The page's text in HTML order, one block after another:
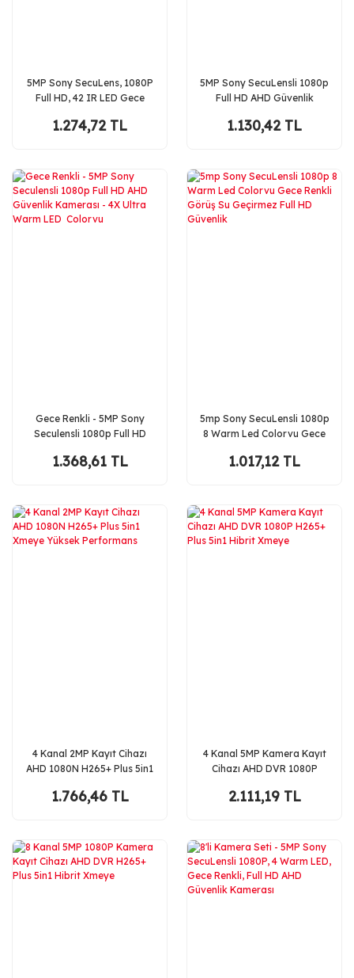
5MP Sony SecuLens, 1080P
Full HD, 42 IR LED Gece
1.274,72 TL
5MP Sony SecuLensli 1080p
Full HD AHD Güvenlik
Görüş, 8 Ultra Warm Led
1.130,42 TL
Gece Renkli - 5MP Sony
Seculensli 1080p Full HD
Ultra Warm LED Colorvu
1.368,61 TL
5mp Sony SecuLensli 1080p
8 Warm Led Colorvu Gece
Full HD Güvenlik
1.017,12 TL
4 Kanal 2MP Kayıt Cihazı
AHD 1080N H265+ Plus 5in1
1.766,46 TL
4 Kanal 5MP Kamera Kayıt
Cihazı AHD DVR 1080P
Xmeye
2.111,19 TL